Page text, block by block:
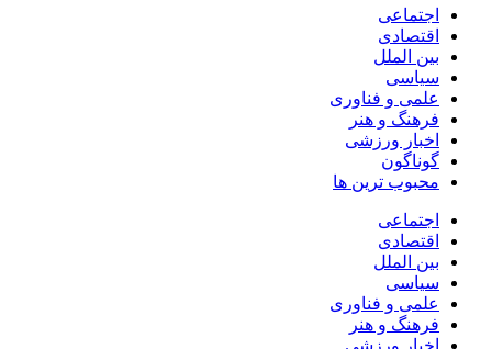
اجتماعی
اقتصادی
بین الملل
سیاسی
علمی و فناوری
فرهنگ و هنر
اخبار ورزشی
گوناگون
محبوب ترین ها
اجتماعی
اقتصادی
بین الملل
سیاسی
علمی و فناوری
فرهنگ و هنر